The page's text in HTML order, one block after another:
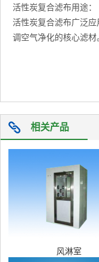
活性炭复合滤布用途：
活性炭复合滤布广泛
调空气净化的核心滤材。
相关产品
风淋室